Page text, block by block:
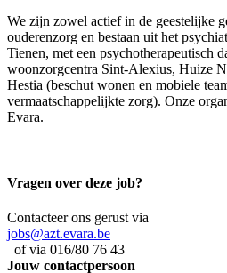
We zijn zowel actief in de geestelijke
ouderenzorg en bestaan uit het
Tienen, met een psychotherapeutisch
woonzorgcentra Sint-Alexius, Huize
Hestia (beschut wonen en mobiele
vermaatschappelijkte zorg). Onze
Evara.
Vragen over deze job?
Contacteer ons gerust via
jobs@azt.evara.be
of via 016/80 76 43
Jouw contactpersoon